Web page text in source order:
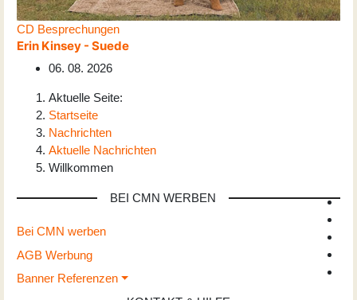
CD Besprechungen
Erin Kinsey - Suede
06. 08. 2026
Aktuelle Seite:
Startseite
Nachrichten
Aktuelle Nachrichten
Willkommen
BEI CMN WERBEN
Bei CMN werben
AGB Werbung
Banner Referenzen